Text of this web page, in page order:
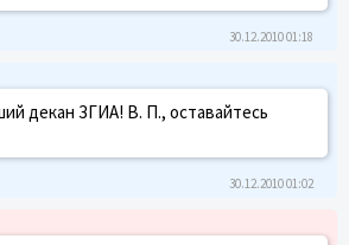
30.12.2010 01:18
декан ЗГИА! В. П., оставайтесь
30.12.2010 01:02